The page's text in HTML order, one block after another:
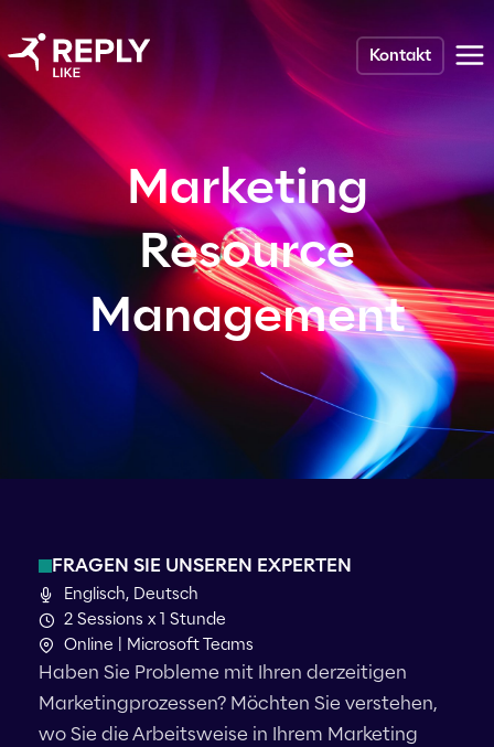
Kontakt
Marketing
Resource
Management
FRAGEN SIE UNSEREN EXPERTEN
Haben Sie Probleme mit Ihren derzeitigen
Marketingprozessen? Möchten Sie verstehen,
wo Sie die Arbeitsweise in Ihrem Marketing
Englisch, Deutsch
2 Sessions x 1 Stunde
Online | Microsoft Teams